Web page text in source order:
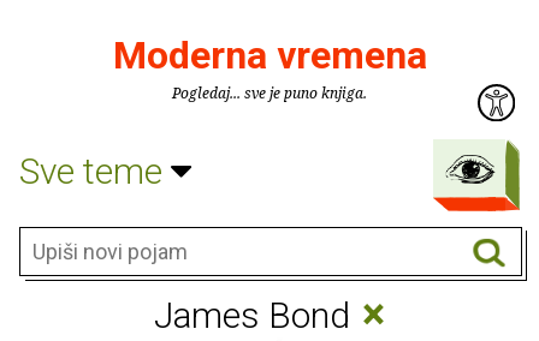
Moderna vremena
Pogledaj... sve je puno knjiga.
Sve teme
James Bond ×